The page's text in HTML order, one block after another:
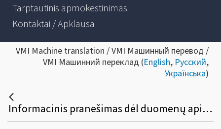
Tarptautinis apmokestinimas
Kontaktai / Apklausa
VMI Machine translation / VMI Машинный перевод /
VMI Машинний переклад (English, Русский,
Українська)
Informacinis pranešimas dėl duomenų apie praneštinus kriptoturto naudotojus teikimo valstybinei mokesčių inspekcijai tvarkos aprašo patvirtinimo